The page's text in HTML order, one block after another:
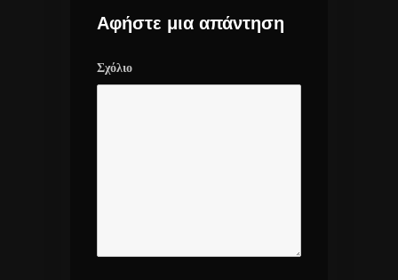
Αφήστε μια απάντηση
Σχόλιο